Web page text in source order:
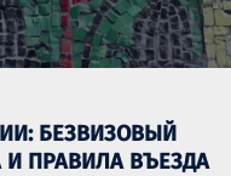
БЕЗВИЗОВЫЙ
ПРАВИЛА ВЪЕЗДА